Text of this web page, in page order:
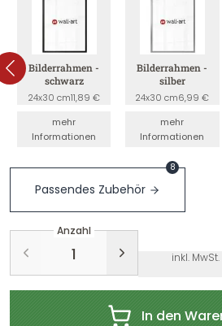
Bilderrahmen -
schwarz
24x30 cm11,89 €
mehr
Informationen
Bilderrahmen -
silber
24x30 cm6,99 €
mehr
Informationen
Passendes Zubehör
8
Anzahl
inkl.
In den